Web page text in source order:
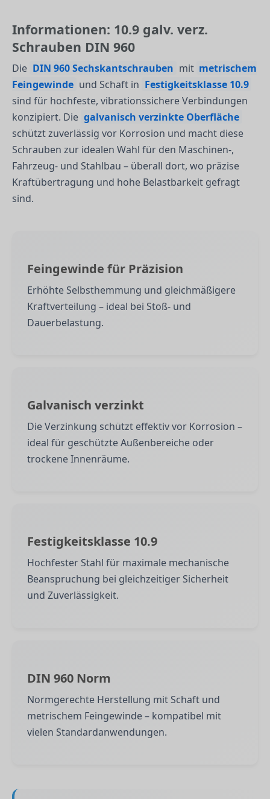
Informationen: 10.9 galv. verz.
Schrauben DIN 960
Die DIN 960 Sechskantschrauben mit metrischem
Feingewinde und Schaft in Festigkeitsklasse 10.9
sind für hochfeste, vibrationssichere Verbindungen
konzipiert. Die galvanisch verzinkte Oberfläche
schützt zuverlässig vor Korrosion und macht diese
Schrauben zur idealen Wahl für den Maschinen-,
Fahrzeug- und Stahlbau – überall dort, wo präzise
Kraftübertragung und hohe Belastbarkeit gefragt
sind.
Feingewinde für Präzision
Erhöhte Selbsthemmung und gleichmäßigere
Kraftverteilung – ideal bei Stoß- und
Dauerbelastung.
Galvanisch verzinkt
Die Verzinkung schützt effektiv vor Korrosion –
ideal für geschützte Außenbereiche oder
trockene Innenräume.
Festigkeitsklasse 10.9
Hochfester Stahl für maximale mechanische
Beanspruchung bei gleichzeitiger Sicherheit
und Zuverlässigkeit.
DIN 960 Norm
Normgerechte Herstellung mit Schaft und
metrischem Feingewinde – kompatibel mit
vielen Standardanwendungen.